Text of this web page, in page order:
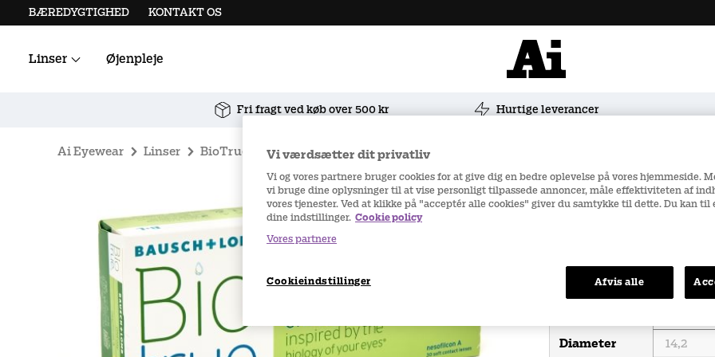
BÆREDYGTIGHED KONTAKT OS
Linser
Linsetilbehør
Øjenpleje
Fri fragt ved køb over 500 kr Hurtige leverancer
Ai Eyewear Linser BioTrue Biotrue ONEday for Presbyopia 30 stk/pakke
Styrke
Diameter
Vi værdsætter dit privatliv
Vi og vores partnere bruger cookies for at give dig en bedre oplevelse på vores hjemmeside.
vi bruge dine oplysninger til at vise personligt tilpassede annoncer, måle effektiviteten af
vores tjenester. Ved at klikke på "acceptér alle cookies" giver du samtykke til dette. Du kan
dine indstillinger. Cookie policy
Vores partnere
Cookieindstillinger Afvis alle